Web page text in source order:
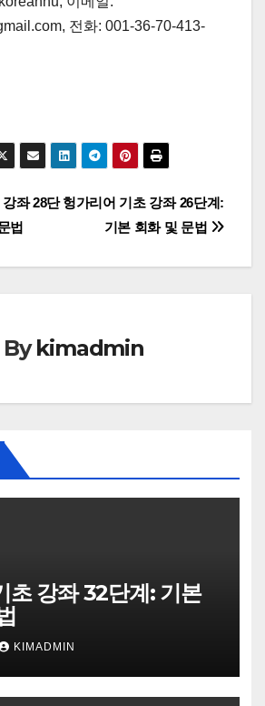
전화: 001-36-70-413-
헝가리어 기초 강좌 26단계:
기본 회화 및 문법
좌 28단
법
Bykimadmin
초 강좌 32단계: 기본
KIMADMIN